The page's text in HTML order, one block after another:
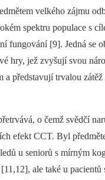
velkého zájmu
spektru populace s
fungování [9]. Jedná se
hry, jež zvyšují svou
a představují trvalou
o čemž svědčí
efekt CCT. Byl
u seniorů s mírným
ale také u pacientů